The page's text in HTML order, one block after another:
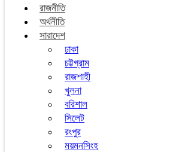
রাজনীতি
অর্থনীতি
সারাদেশ
ঢাকা
চট্টগ্রাম
রাজশাহী
খুলনা
বরিশাল
সিলেট
রংপুর
ময়মনসিংহ